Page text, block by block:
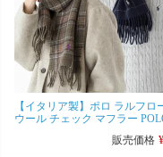
【イタリア製】ポロ ラルフロ
ウール チェック マフラー
スカーフ [ネコポス可]販売価格 ¥